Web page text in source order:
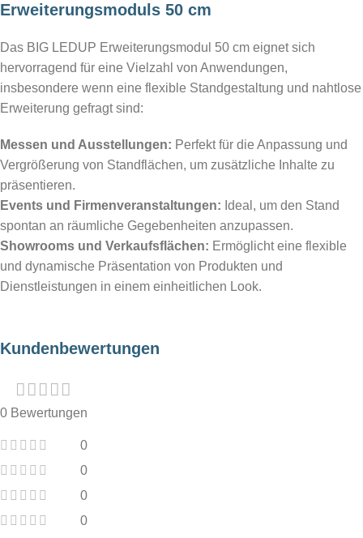
Erweiterungsmoduls 50 cm
Das BIG LEDUP Erweiterungsmodul 50 cm eignet sich
hervorragend für eine Vielzahl von Anwendungen,
insbesondere wenn eine flexible Standgestaltung und nahtlose
Erweiterung gefragt sind:
Messen und Ausstellungen: Perfekt für die Anpassung und
Vergrößerung von Standflächen, um zusätzliche Inhalte zu
präsentieren.
Events und Firmenveranstaltungen: Ideal, um den Stand
spontan an räumliche Gegebenheiten anzupassen.
Showrooms und Verkaufsflächen: Ermöglicht eine flexible
und dynamische Präsentation von Produkten und
Dienstleistungen in einem einheitlichen Look.
Kundenbewertungen
0 Bewertungen
0
0
0
0